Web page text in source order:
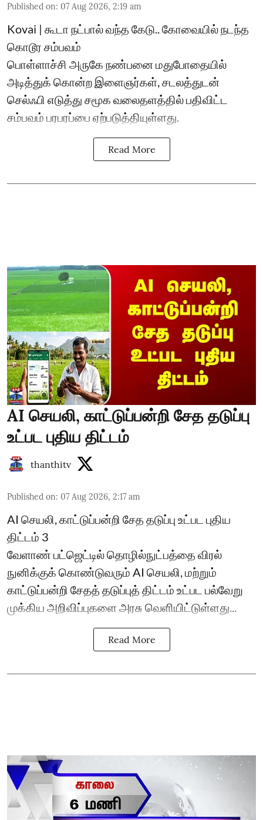
Published on: 07 Aug 2026, 2:19 am
Kovai | கூடா நட்பால் வந்த கேடு.. கோவையில் நடந்த
கொடூர சம்பவம்
பொள்ளாச்சி அருகே நண்பனை மதுபோதையில்
அடித்துக் கொன்ற இளைஞர்கள், சடலத்துடன்
செல்ஃபி எடுத்து சமூக வலைதளத்தில் பதிவிட்ட
சம்பவம் பரபரப்பை ஏற்படுத்தியுள்ளது.
Read More
AI செயலி, காட்டுப்பன்றி சேத தடுப்பு
உட்பட புதிய திட்டம்
thanthitv
Published on: 07 Aug 2026, 2:17 am
AI செயலி, காட்டுப்பன்றி சேத தடுப்பு உட்பட புதிய
திட்டம் 3
வேளாண் பட்ஜெட்டில் தொழில்நுட்பத்தை விரல்
நுனிக்குக் கொண்டுவரும் AI செயலி, மற்றும்
காட்டுப்பன்றி சேதத் தடுப்புத் திட்டம் உட்பட பல்வேறு
முக்கிய அறிவிப்புகளை அரசு வெளியிட்டுள்ளது...
Read More